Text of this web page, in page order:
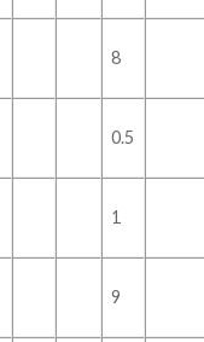
8
0.5
1
9